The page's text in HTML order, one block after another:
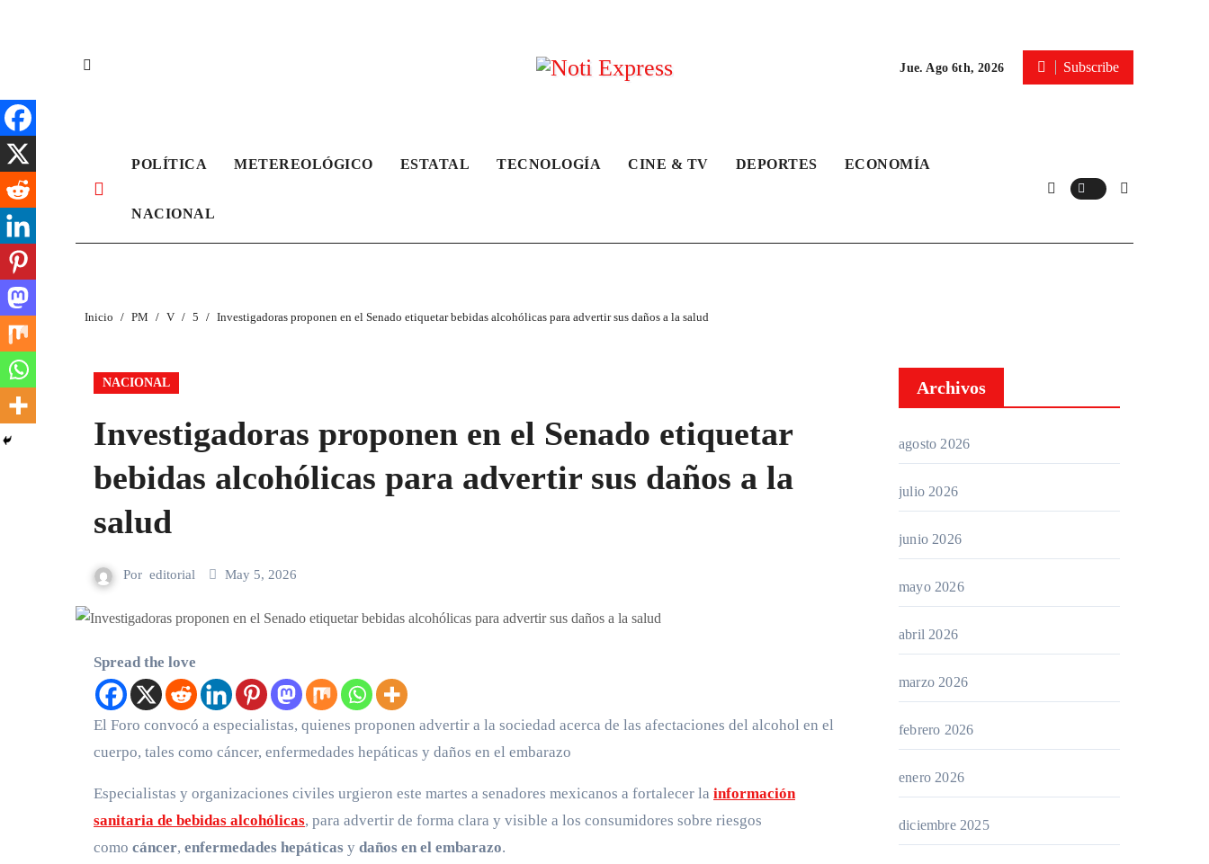
Jue. Ago 6th, 2026 Subscribe
POLÍTICA METEREOLÓGICO ESTATAL TECNOLOGÍA CINE & TV DEPORTES ECONOMÍA
NACIONAL
Inicio PM V 5 Investigadoras proponen en el Senado etiquetar bebidas alcohólicas para advertir sus daños a la salud
NACIONAL
Investigadoras proponen en el Senado etiquetar
bebidas alcohólicas para advertir sus daños a la
salud
Por editorial May 5, 2026
Spread the love
El Foro convocó a especialistas, quienes proponen advertir a la sociedad acerca de las afectaciones del alcohol en el
cuerpo, tales como cáncer, enfermedades hepáticas y daños en el embarazo
Especialistas y organizaciones civiles urgieron este martes a senadores mexicanos a fortalecer la información
sanitaria de bebidas alcohólicas, para advertir de forma clara y visible a los consumidores sobre riesgos
como cáncer, enfermedades hepáticas y daños en el embarazo.
Archivos
agosto 2026
julio 2026
junio 2026
mayo 2026
abril 2026
marzo 2026
febrero 2026
enero 2026
diciembre 2025